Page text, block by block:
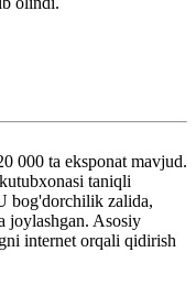
000 ta eksponat mavjud.
taniqli
bog'dorchilik zalida,
joylashgan. Asosiy
internet orqali qidirish